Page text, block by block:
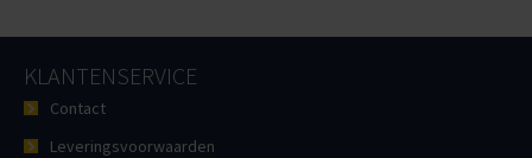
KLANTENSERVICE
Contact
Leveringsvoorwaarden